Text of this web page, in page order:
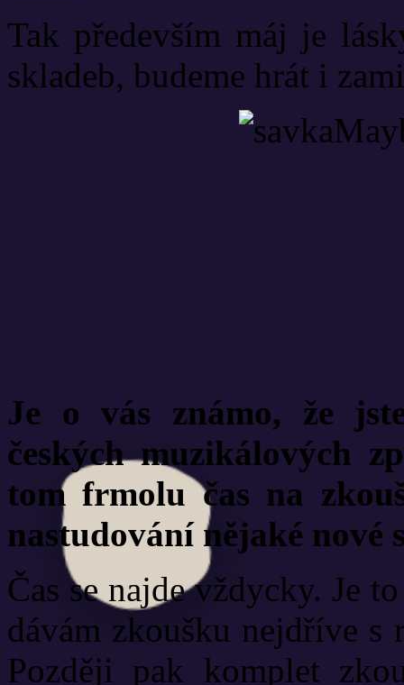
Tak především máj je
skladeb, budeme hrát i
Je o vás známo, že
českých muzikálových
tom frmolu čas na
nastudování nějaké nové
Čas se najde vždycky. Je
dávám zkoušku nejdříve
Později pak komplet